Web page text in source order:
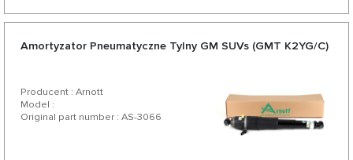
Amortyzator Pneumatyczne Tylny GM SUVs (GMT K2YG/C)
Producent : Arnott
Model :
Original part number : AS-3066